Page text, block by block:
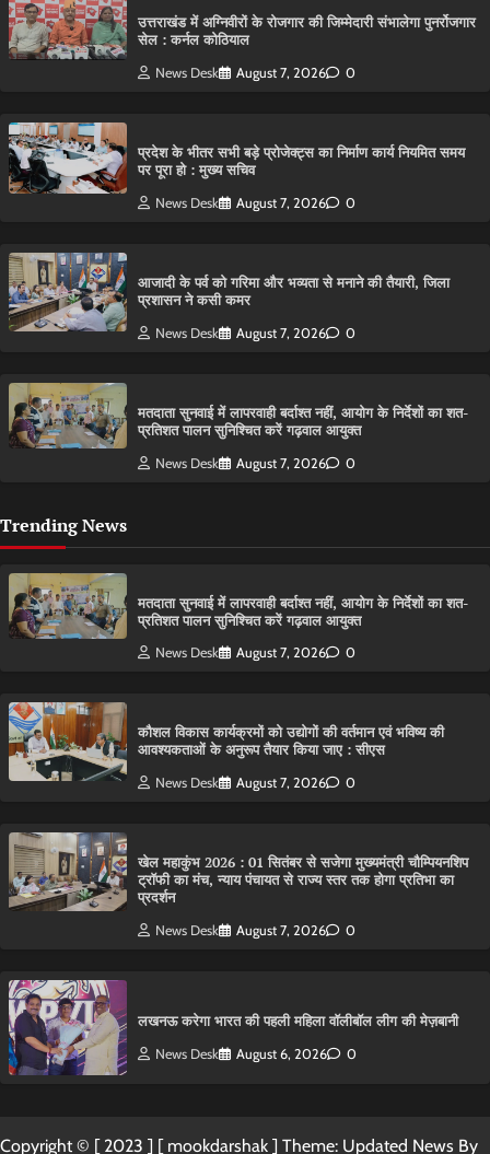
उत्तराखंड में अग्निवीरों के रोजगार की जिम्मेदारी संभालेगा पुनर्रोजगार
सेल : कर्नल कोठियाल
News Desk August 7, 2026 0
प्रदेश के भीतर सभी बड़े प्रोजेक्ट्स का निर्माण कार्य नियमित समय
पर पूरा हो : मुख्य सचिव
News Desk August 7, 2026 0
आजादी के पर्व को गरिमा और भव्यता से मनाने की तैयारी, जिला
प्रशासन ने कसी कमर
News Desk August 7, 2026 0
मतदाता सुनवाई में लापरवाही बर्दाश्त नहीं, आयोग के निर्देशों का शत-
प्रतिशत पालन सुनिश्चित करें गढ़वाल आयुक्त
News Desk August 7, 2026 0
Trending News
मतदाता सुनवाई में लापरवाही बर्दाश्त नहीं, आयोग के निर्देशों का शत-
प्रतिशत पालन सुनिश्चित करें गढ़वाल आयुक्त
News Desk August 7, 2026 0
कौशल विकास कार्यक्रमों को उद्योगों की वर्तमान एवं भविष्य की
आवश्यकताओं के अनुरूप तैयार किया जाए : सीएस
News Desk August 7, 2026 0
खेल महाकुंभ 2026 : 01 सितंबर से सजेगा मुख्यमंत्री चौम्पियनशिप
ट्रॉफी का मंच, न्याय पंचायत से राज्य स्तर तक होगा प्रतिभा का
प्रदर्शन
News Desk August 7, 2026 0
लखनऊ करेगा भारत की पहली महिला वॉलीबॉल लीग की मेज़बानी
News Desk August 6, 2026 0
Copyright © [ 2023 ] [ mookdarshak ] Theme: Updated News By